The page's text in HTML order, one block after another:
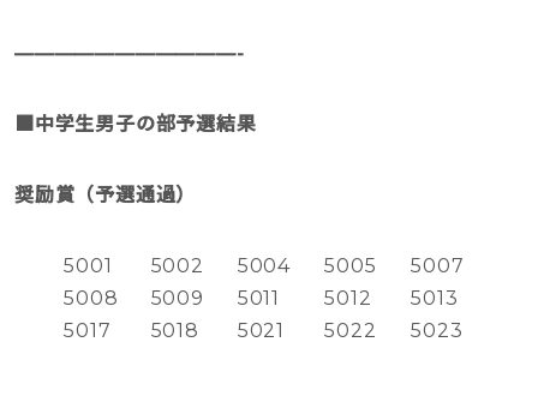
———————————-
■中学生男子の部予選結果
奨励賞（予選通過）
5001 5002 5004 5005
5007
5008
5009 5011 5012
5013
5017
5018 5021 5022 5023